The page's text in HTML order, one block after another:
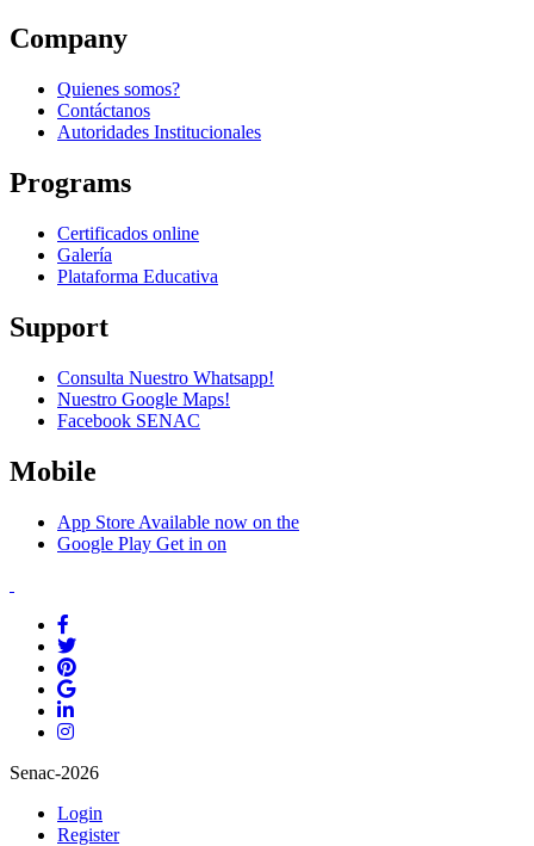
Company
Quienes somos?
Contáctanos
Autoridades Institucionales
Programs
Certificados online
Galería
Plataforma Educativa
Support
Consulta Nuestro Whatsapp!
Nuestro Google Maps!
Facebook SENAC
Mobile
App Store Available now on the
Google Play Get in on
Senac-2026
Login
Register